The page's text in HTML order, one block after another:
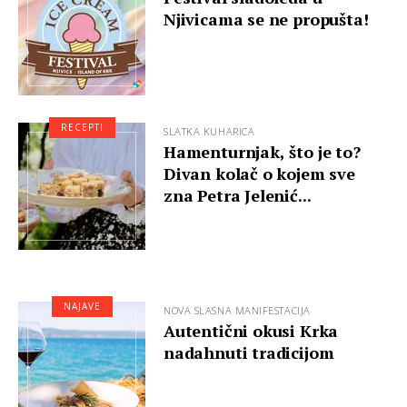
Njivicama se ne propušta!
SLATKA KUHARICA
Hamenturnjak, što je to?
Divan kolač o kojem sve
zna Petra Jelenić...
RECEPTI
NOVA SLASNA MANIFESTACIJA
Autentični okusi Krka
nadahnuti tradicijom
NAJAVE